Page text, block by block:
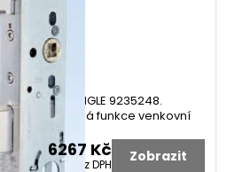
PANIK B SINGLE 9235248.
Nastavitelná funkce venkovní
6267 Kč
5179 Kč bez DPH Zobrazit